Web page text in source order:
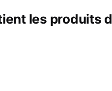
les produits